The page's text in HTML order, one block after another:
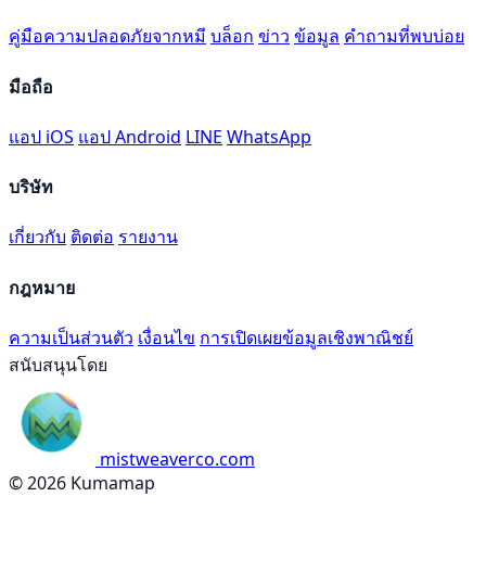
คู่มือความปลอดภัยจากหมี บล็อก ข่าว ข้อมูล คำถามที่พบบ่อย
มือถือ
แอป iOS แอป Android LINE WhatsApp
บริษัท
เกี่ยวกับ ติดต่อ รายงาน
กฎหมาย
ความเป็นส่วนตัว เงื่อนไข การเปิดเผยข้อมูลเชิงพาณิชย์
สนับสนุนโดย
mistweaverco.com
© 2026 Kumamap